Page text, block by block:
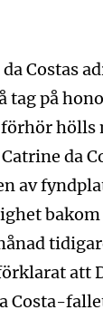
Costas
tag på
hölls
da
av
bakom
att
Costa-